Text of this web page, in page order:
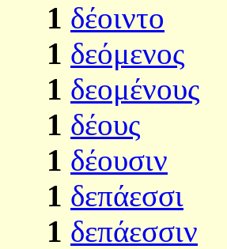
1 δέοιντο
1 δεόμενος
1 δεομένους
1 δέους
1 δέουσιν
1 δεπάεσσι
1 δεπάεσσιν